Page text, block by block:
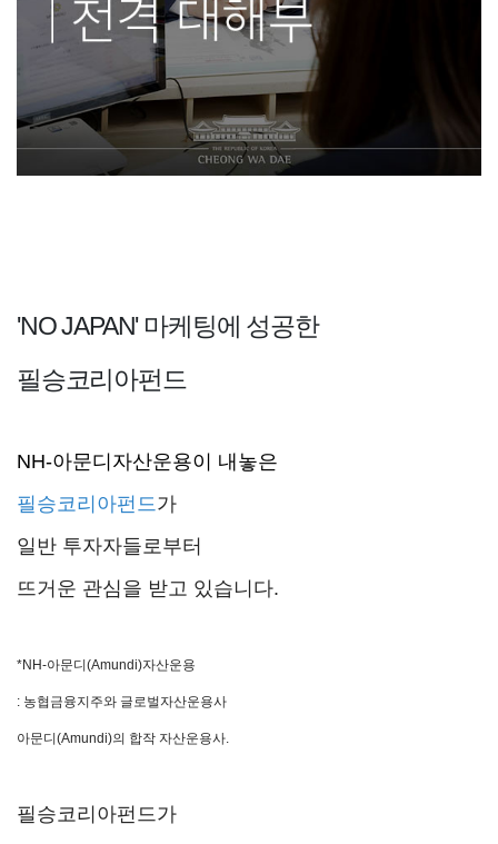
'NO JAPAN' 마케팅에 성공한
필승코리아펀드
NH-아문디자산운용이 내놓은
필승코리아펀드가
일반 투자자들로부터
뜨거운 관심을 받고 있습니다.
*NH-아문디(Amundi)자산운용
: 농협금융지주와 글로벌자산운용사
아문디(Amundi)의 합작 자산운용사.
필승코리아펀드가